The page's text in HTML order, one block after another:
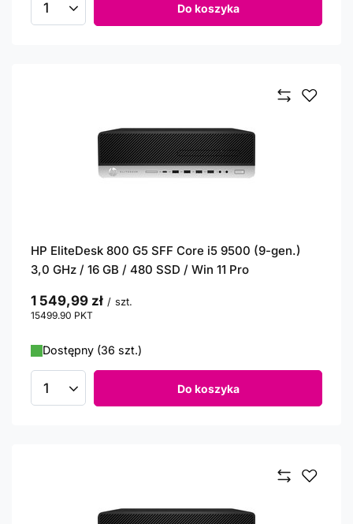
Ilość produktów Do koszyka
HP EliteDesk 800 G5 SFF Core i5 9500 (9-gen.)
3,0 GHz / 16 GB / 480 SSD / Win 11 Pro
1 549,99 zł / szt.
15499.90 PKT
Dostępny (36 szt.)
Ilość produktów Do koszyka